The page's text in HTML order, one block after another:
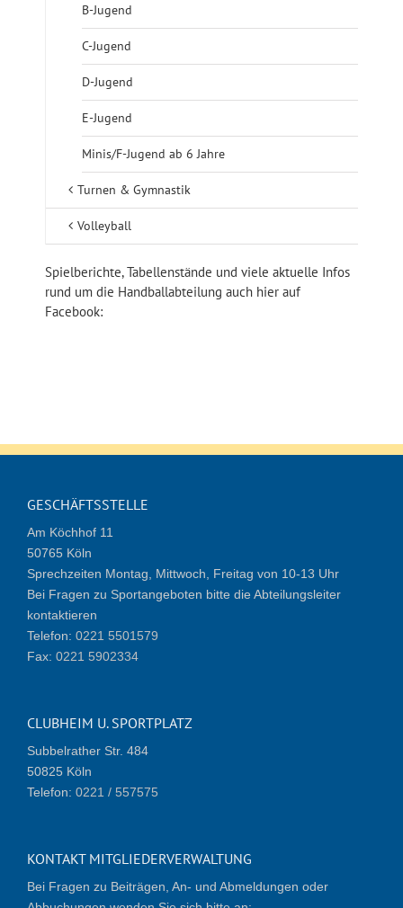
B-Jugend
C-Jugend
D-Jugend
E-Jugend
Minis/F-Jugend ab 6 Jahre
Turnen & Gymnastik
Volleyball
Spielberichte, Tabellenstände und viele aktuelle Infos
rund um die Handballabteilung auch hier auf
Facebook:
GESCHÄFTSSTELLE
Am Köchhof 11
50765 Köln
Sprechzeiten Montag, Mittwoch, Freitag von 10-13 Uhr
Bei Fragen zu Sportangeboten bitte die Abteilungsleiter
kontaktieren
Telefon: 0221 5501579
Fax: 0221 5902334
CLUBHEIM U. SPORTPLATZ
Subbelrather Str. 484
50825 Köln
Telefon: 0221 / 557575
KONTAKT MITGLIEDERVERWALTUNG
Bei Fragen zu Beiträgen, An- und Abmeldungen oder